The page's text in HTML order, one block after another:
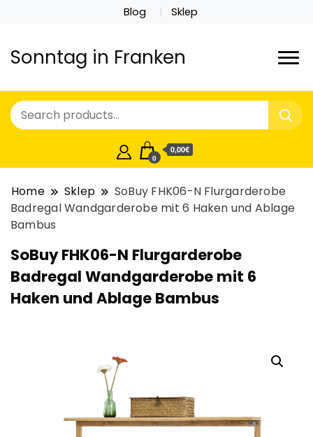
Blog Sklep
Sonntag in Franken
0
0,00€
Home Sklep
SoBuy FHK06-N Flurgarderobe
Badregal Wandgarderobe mit 6 Haken und Ablage
Bambus
SoBuy FHK06-N Flurgarderobe
Badregal Wandgarderobe mit 6
Haken und Ablage Bambus